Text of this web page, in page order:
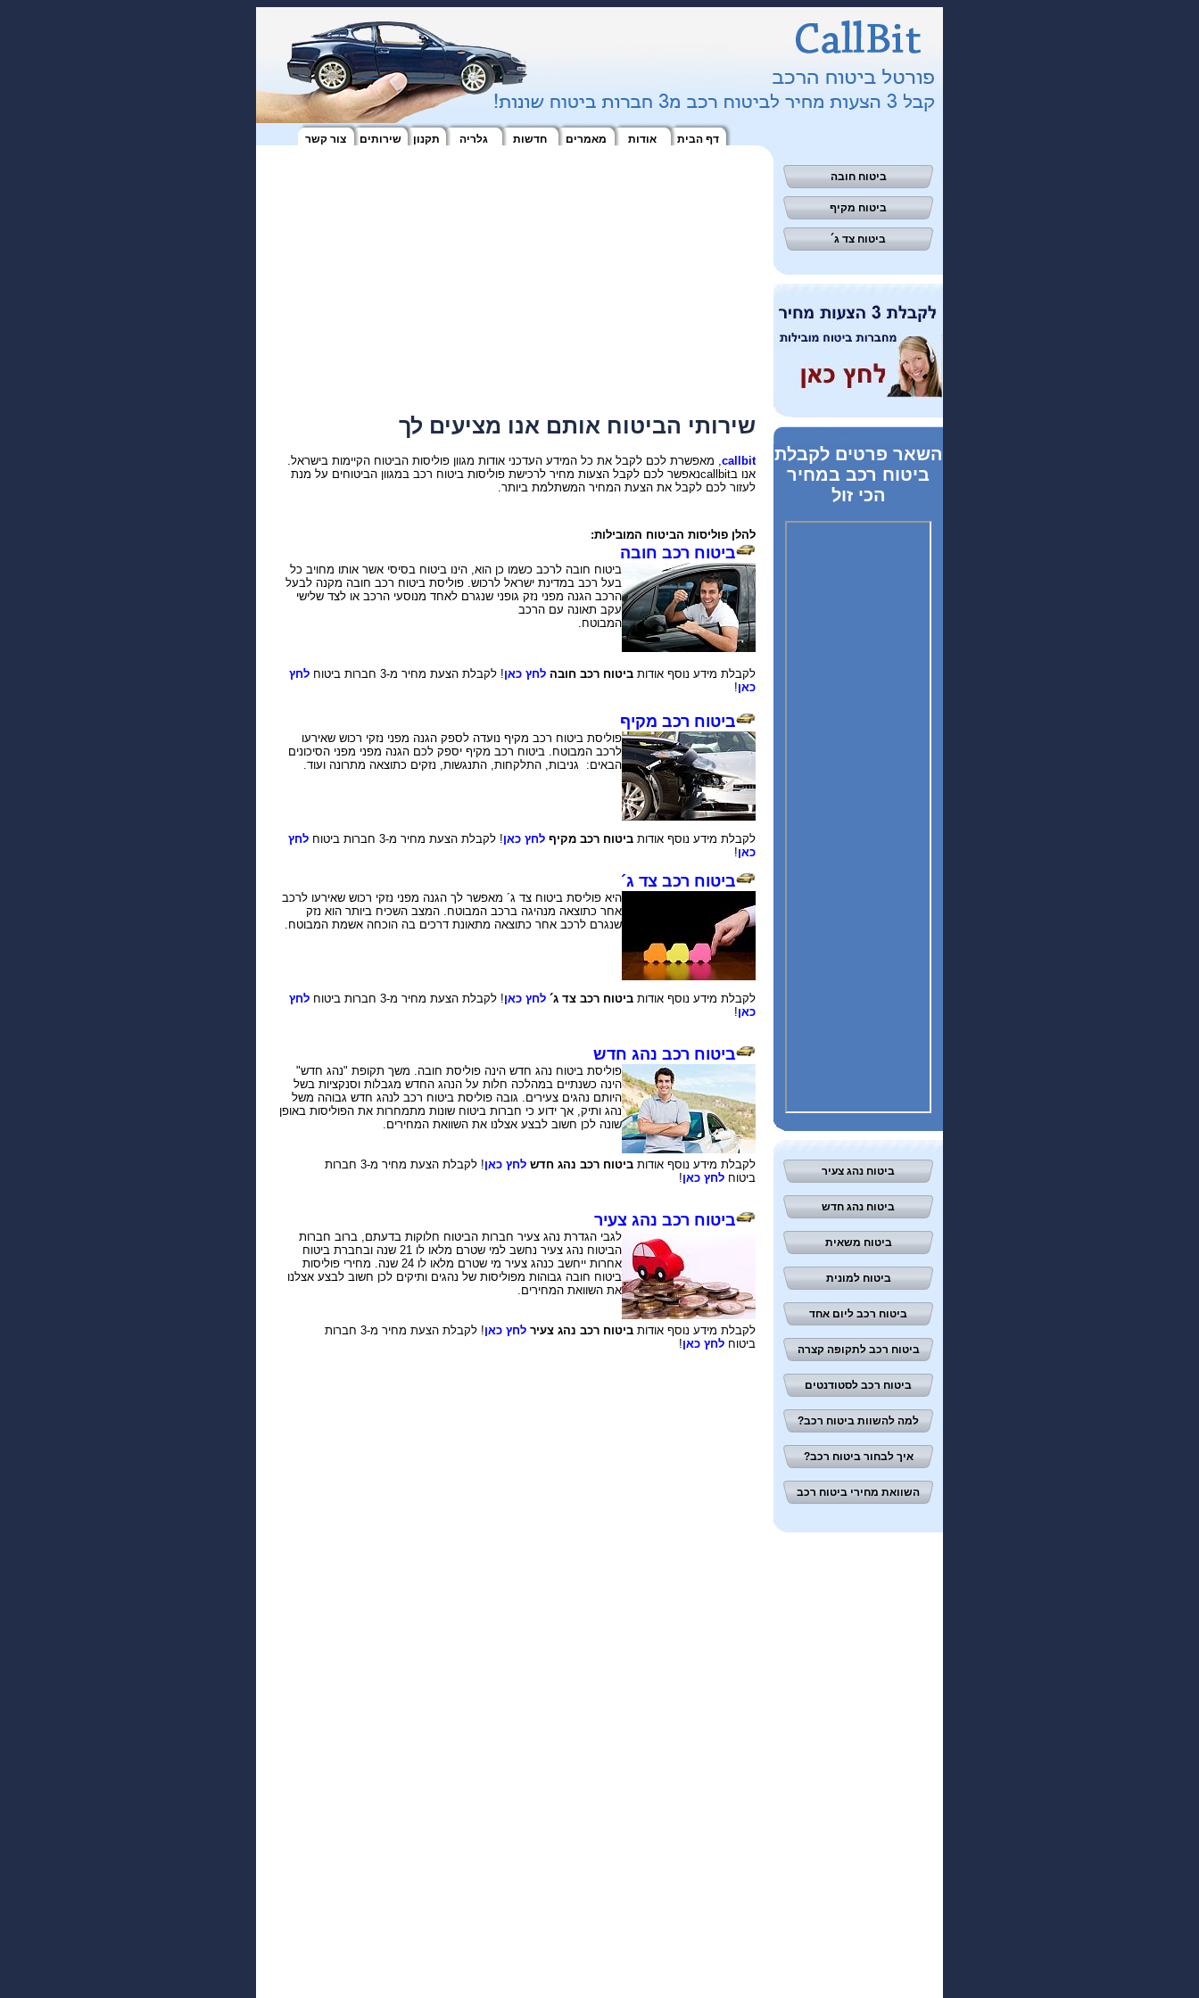
צור קשר שירותים תקנון גלריה חדשות מאמרים אודות דף הבית
ביטוח חובה
ביטוח מקיף
ביטוח צד ג´
השאר פרטים לקבלת
ביטוח רכב במחיר
הכי זול
ביטוח נהג צעיר
ביטוח נהג חדש
ביטוח משאית
ביטוח למונית
ביטוח רכב ליום אחד
ביטוח רכב לתקופה קצרה
ביטוח רכב לסטודנטים
למה להשוות ביטוח רכב?
איך לבחור ביטוח רכב?
השוואת מחירי ביטוח רכב
שירותי הביטוח אותם אנו מציעים לך
callbit , מאפשרת לכם לקבל את כל המידע העדכני אודות מגוון פוליסות הביטוח הקיימות בישראל.
אנו בcallbitנאפשר לכם לקבל הצעות מחיר לרכישת פוליסות ביטוח רכב במגוון הביטוחים על מנת
לעזור לכם לקבל את הצעת המחיר המשתלמת ביותר.
להלן פוליסות הביטוח המובילות:
ביטוח רכב חובה
ביטוח חובה לרכב כשמו כן הוא, הינו ביטוח בסיסי אשר אותו מחויב כל
בעל רכב במדינת ישראל לרכוש. פוליסת ביטוח רכב חובה מקנה לבעל
הרכב הגנה מפני נזק גופני שנגרם לאחד מנוסעי הרכב או לצד שלישי
עקב תאונה עם הרכב
המבוטח.
לקבלת מידע נוסף אודות ביטוח רכב חובה לחץ כאן! לקבלת הצעת מחיר מ-3 חברות ביטוח
לחץ
כאן!
ביטוח רכב מקיף
פוליסת ביטוח רכב מקיף נועדה לספק הגנה מפני נזקי רכוש שאירעו
לרכב המבוטח. ביטוח רכב מקיף יספק לכם הגנה מפני מפני הסיכונים
הבאים: גניבות, התלקחות, התנגשות, נזקים כתוצאה מתרונה ועוד.
לקבלת מידע נוסף אודות ביטוח רכב מקיף לחץ כאן! לקבלת הצעת מחיר מ-3 חברות ביטוח
לחץ
כאן!
ביטוח רכב צד ג´
היא פוליסת ביטוח צד ג´ מאפשר לך הגנה מפני נזקי רכוש שאירעו לרכב
אחר כתוצאה מנהיגה ברכב המבוטח. המצב השכיח ביותר הוא נזק
שנגרם לרכב אחר כתוצאה מתאונת דרכים בה הוכחה אשמת המבוטח.
לקבלת מידע נוסף אודות ביטוח רכב צד ג´ לחץ כאן! לקבלת הצעת מחיר מ-3 חברות ביטוח
לחץ
כאן!
ביטוח רכב נהג חדש
פוליסת ביטוח נהג חדש הינה פוליסת חובה. משך תקופת "נהג חדש"
הינה כשנתיים במהלכה חלות על הנהג החדש מגבלות וסנקציות בשל
היותם נהגים צעירים. גובה פוליסת ביטוח רכב לנהג חדש גבוהה משל
נהג ותיק, אך ידוע כי חברות ביטוח שונות מתמחרות את הפוליסות באופן
שונה לכן חשוב לבצע אצלנו את השוואת המחירים.
לקבלת מידע נוסף אודות ביטוח רכב נהג חדש לחץ כאן
! לקבלת הצעת מחיר מ-3 חברות
ביטוח לחץ כאן!
ביטוח רכב נהג צעיר
לגבי הגדרת נהג צעיר חברות הביטוח חלוקות בדעתם, ברוב חברות
הביטוח נהג צעיר נחשב למי שטרם מלאו לו 21 שנה ובחברת ביטוח
אחרות ייחשב כנהג צעיר מי שטרם מלאו לו 24 שנה. מחירי פוליסות
ביטוח חובה גבוהות מפוליסות של נהגים ותיקים לכן חשוב לבצע אצלנו
את השוואת המחירים.
לקבלת מידע נוסף אודות ביטוח רכב נהג צעיר לחץ כאן
! לקבלת הצעת מחיר מ-3 חברות
ביטוח לחץ כאן!